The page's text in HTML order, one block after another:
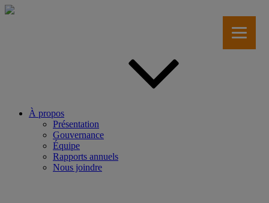
Aller
À propos
Présentation
Gouvernance
Équipe
Rapports annuels
Nous joindre